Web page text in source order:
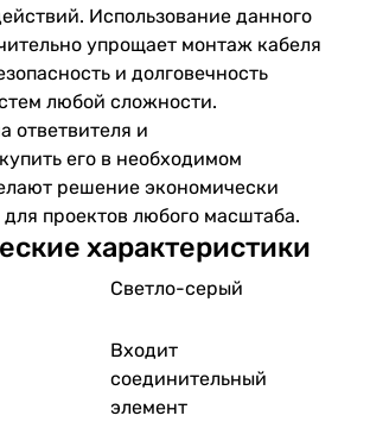
Использование данного
упрощает монтаж кабеля
и долговечность
любой сложности.
ответвителя и
его в необходимом
решение экономически
проектов любого масштаба.
характеристики
Светло-серый
Входит
соединительный
элемент